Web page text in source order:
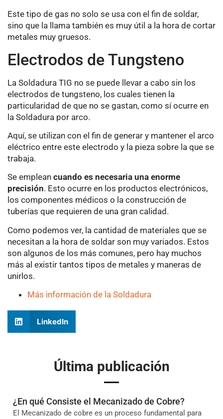
Este tipo de gas no solo se usa con el fin de soldar,
sino que la llama también es muy útil a la hora de cortar
metales muy gruesos.
Electrodos de Tungsteno
La Soldadura TIG no se puede llevar a cabo sin los
electrodos de tungsteno, los cuales tienen la
particularidad de que no se gastan, como sí ocurre en
la Soldadura por arco.
Aquí, se utilizan con el fin de generar y mantener el arco
eléctrico entre este electrodo y la pieza sobre la que se
trabaja.
Se emplean cuando es necesaria una enorme
precisión. Esto ocurre en los productos electrónicos,
los componentes médicos o la construcción de
tuberías que requieren de una gran calidad.
Como podemos ver, la cantidad de materiales que se
necesitan a la hora de soldar son muy variados. Estos
son algunos de los más comunes, pero hay muchos
más al existir tantos tipos de metales y maneras de
unirlos.
Más información de la Soldadura
LinkedIn
Última publicación
¿En qué Consiste el Mecanizado de Cobre?
El Mecanizado de cobre es un proceso fundamental para